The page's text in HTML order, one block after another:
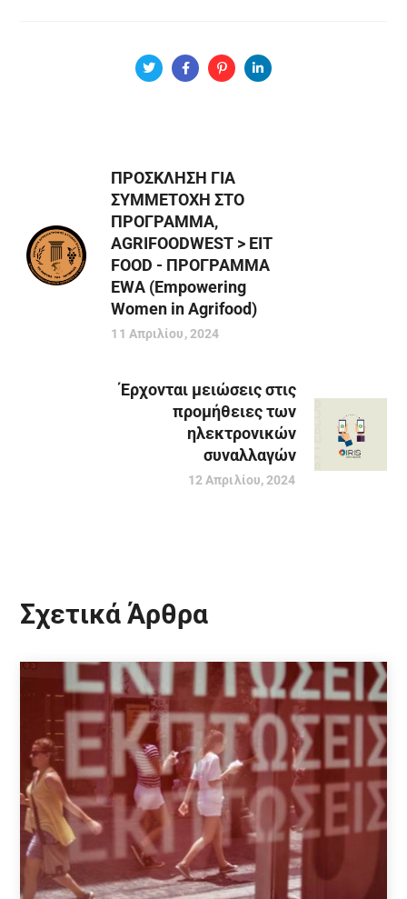
ΠΡΟΣΚΛΗΣΗ ΓΙΑ
ΣΥΜΜΕΤΟΧΗ ΣTO
ΠΡΟΓΡΑΜΜΑ,
AGRIFOODWEST > EIT
FOOD - ΠΡΟΓΡΑΜΜΑ
ΕWA (Empowering
Women in Agrifood)
11 Απριλίου, 2024
Έρχονται μειώσεις στις
προμήθειες των
ηλεκτρονικών
συναλλαγών
12 Απριλίου, 2024
Σχετικά Άρθρα